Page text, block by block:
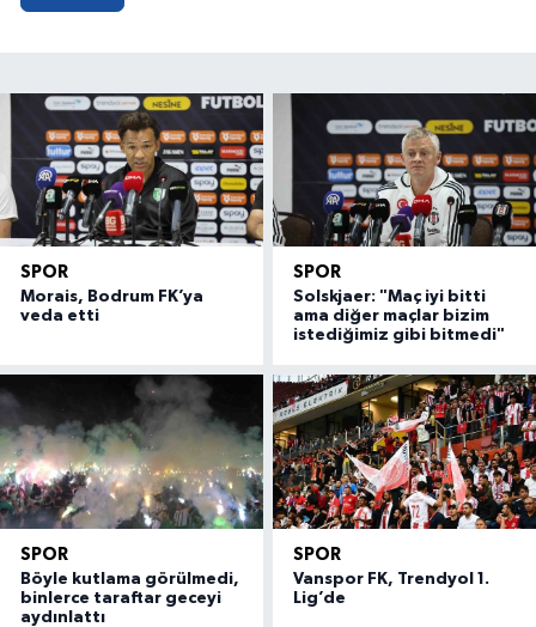
SPOR
Morais, Bodrum FK’ya
veda etti
SPOR
Solskjaer: "Maç iyi bitti
ama diğer maçlar bizim
istediğimiz gibi bitmedi"
SPOR
Böyle kutlama görülmedi,
binlerce taraftar geceyi
aydınlattı
SPOR
Vanspor FK, Trendyol 1.
Lig’de